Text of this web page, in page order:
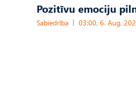
Pozitīvu emociju
Sabiedrība 03:00, 6. Aug,